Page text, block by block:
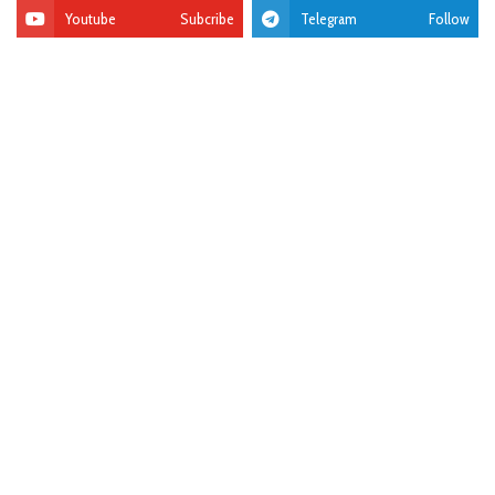
Youtube Subcribe Telegram Follow